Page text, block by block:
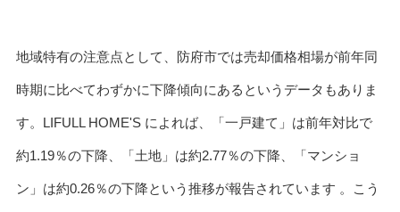
地域特有の注意点として、防府市では売却価格相場が前年同
時期に比べてわずかに下降傾向にあるというデータもありま
す。LIFULL HOME'S によれば、「一戸建て」は前年対比で
約1.19％の下降、「土地」は約2.77％の下降、「マンショ
ン」は約0.26％の下降という推移が報告されています 。こう